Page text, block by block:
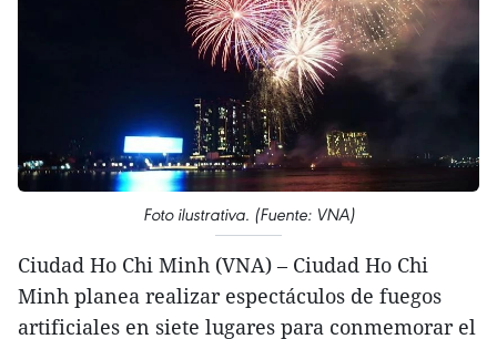
Foto ilustrativa. (Fuente: VNA)
Ciudad Ho Chi Minh (VNA) – Ciudad Ho Chi
Minh planea realizar espectáculos de fuegos
artificiales en siete lugares para conmemorar el